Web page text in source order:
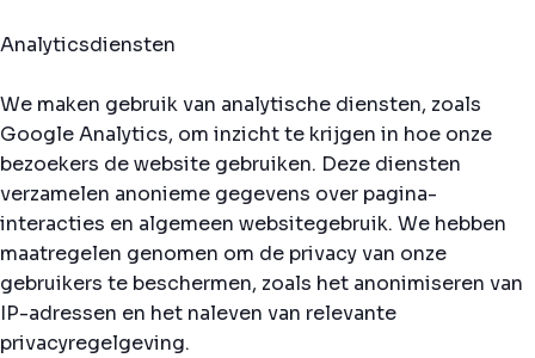
Analyticsdiensten
We maken gebruik van analytische diensten, zoals
Google Analytics, om inzicht te krijgen in hoe onze
bezoekers de website gebruiken. Deze diensten
verzamelen anonieme gegevens over pagina-
interacties en algemeen websitegebruik. We hebben
maatregelen genomen om de privacy van onze
gebruikers te beschermen, zoals het anonimiseren van
IP-adressen en het naleven van relevante
privacyregelgeving.